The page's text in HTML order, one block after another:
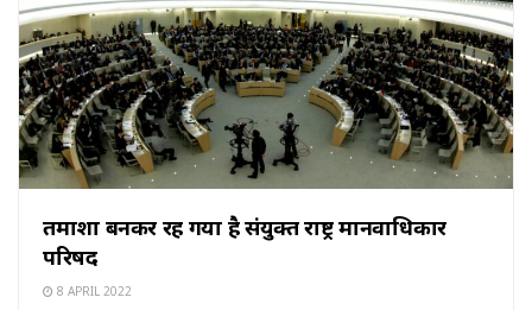
तमाशा बनकर रह गया है संयुक्त राष्ट्र मानवाधिकार
परिषद
8 APRIL 2022